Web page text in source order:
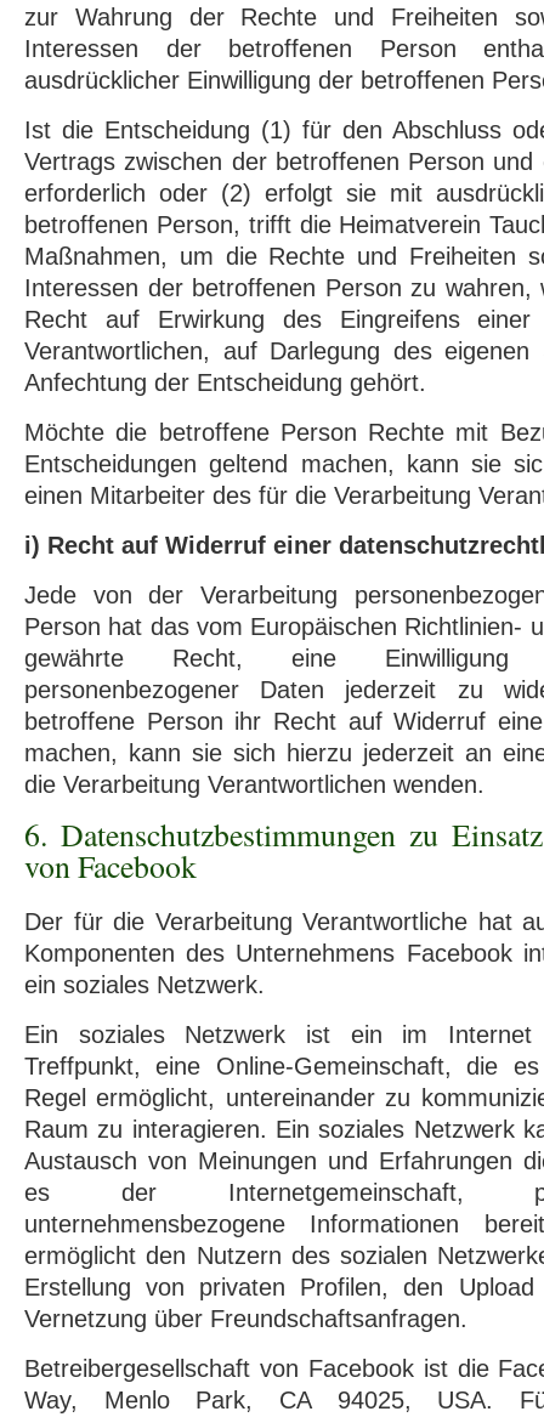
zur Wahrung der Rechte und Freiheiten
Interessen der betroffenen Person
ausdrücklicher Einwilligung der betroffenen
Ist die Entscheidung (1) für den Abschluss
Vertrags zwischen der betroffenen Person und
erforderlich oder (2) erfolgt sie mit
betroffenen Person, trifft die Heimatverein
Maßnahmen, um die Rechte und Freiheiten
Interessen der betroffenen Person zu wahren,
Recht auf Erwirkung des Eingreifens
Verantwortlichen, auf Darlegung des
Anfechtung der Entscheidung gehört.
Möchte die betroffene Person Rechte mit
Entscheidungen geltend machen, kann sie
einen Mitarbeiter des für die Verarbeitung
i) Recht auf Widerruf einer
Jede von der Verarbeitung
Person hat das vom Europäischen Richtlinien-
gewährte Recht, eine Einwilligung
personenbezogener Daten jederzeit zu
betroffene Person ihr Recht auf Widerruf
machen, kann sie sich hierzu jederzeit an
die Verarbeitung Verantwortlichen wenden.
6. Datenschutzbestimmungen zu
von Facebook
Der für die Verarbeitung Verantwortliche hat
Komponenten des Unternehmens Facebook
ein soziales Netzwerk.
Ein soziales Netzwerk ist ein im Internet
Treffpunkt, eine Online-Gemeinschaft, die
Regel ermöglicht, untereinander zu
Raum zu interagieren. Ein soziales Netzwerk
Austausch von Meinungen und Erfahrungen
es der Internetgemeinschaft,
unternehmensbezogene Informationen
ermöglicht den Nutzern des sozialen
Erstellung von privaten Profilen, den
Vernetzung über Freundschaftsanfragen.
Betreibergesellschaft von Facebook ist die
Way, Menlo Park, CA 94025, USA.